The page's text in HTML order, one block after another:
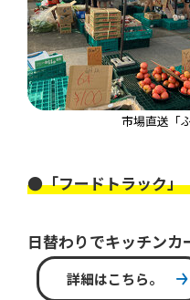
市場直送「
●「フードトラック
日替わりでキッチンカ
詳細はこちら。